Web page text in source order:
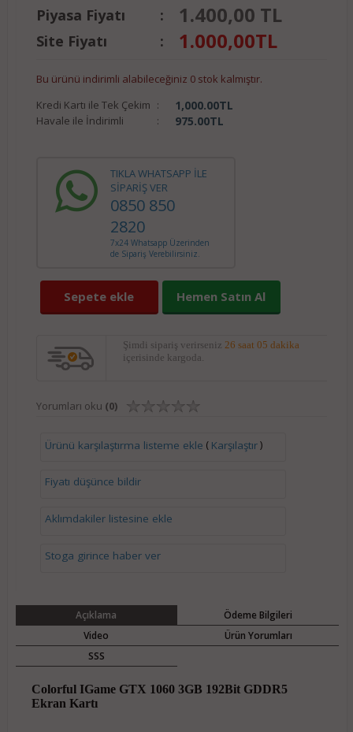
Piyasa Fiyatı : 1.400,00 TL
Site Fiyatı : 1.000,00TL
Bu ürünü indirimli alabileceğiniz 0 stok kalmıştır.
Kredi Kartı ile Tek Çekim : 1,000.00TL
Havale ile İndirimli : 975.00TL
TIKLA WHATSAPP İLE
SİPARİŞ VER
0850 850
2820
7x24 Whatsapp Üzerinden
de Sipariş Verebilirsiniz.
Sepete ekle Hemen Satın Al
Şimdi sipariş verirseniz 26 saat 05 dakika
içerisinde kargoda.
Yorumları oku (0)
Ürünü karşılaştırma listeme ekle ( Karşılaştır)
Fiyatı düşünce bildir
Aklımdakiler listesine ekle
Stoga girince haber ver
Açıklama
Ödeme Bilgileri
Video
Ürün Yorumları
SSS
Colorful IGame GTX 1060 3GB 192Bit GDDR5
Ekran Kartı